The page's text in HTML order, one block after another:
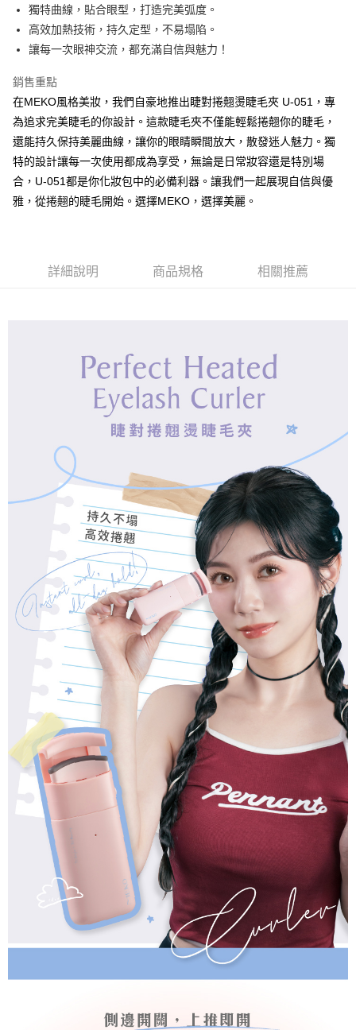
國泰世華商業銀行
兆豐國際商業銀行
臺灣中小企業銀行
台中商業銀行
匯豐（台灣）商業銀行
華泰商業銀行
聯邦商業銀行
遠東國際商業銀行
元大商業銀行
台新國際商業銀行
中國信託商業銀行
台灣樂天信用卡公司
Apple Pay
街口支付
悠遊付
AFTEE先享後付
相關說明
【關於「AFTEE先享後付」】
AFTEE先享後付是「在收到商品之後才付款」的支付方式。 讓您購物簡單
便利好安心！
１．簡單：不需註冊會員、不需綁卡、不需儲值。
２．便利：只要手機號碼，簡訊認證，即可結帳。
結帳頁面，進行簡訊認證並確認金額後，即可完成結帳。
後付繳納相關費用。
※ 交易是否成功請以「AFTEE先享後付 」之結帳頁面顯示為準，若有關於
是否繳費成功／繳費後需取消欲退款等相關疑問，請聯繫「AFTEE先享後付
https://netprotections.freshdesk.com/support/home
１．透過由恩沛科技股份有限公司提供之「AFTEE先享後付」服務完成之交
易，需依本服務之必要範圍內提供個人資料，並將交易相關給付款項請求債
權轉讓予恩沛科技股份有限公司。
２．關於個人資料處理事宜，請瀏覽以下網址：
https://aftee.tw/terms/#terms3
３．未成年的使用者請事先徵得法定代理人或監護人之同意方可使用
「AFTEE先享後付」，若未經同意申辦者引起之損失，本公司不負相關責
４．使用「AFTEE先享後付」時，將依據個別帳號之用戶狀況，依本公司即
時審查核予不同之上限額度；若仍有額度不足之情形，本公司將視審查結果
請求用戶進行身份認證。
５．嚴禁一人註冊多個帳號或使用他人資訊註冊。若發現惡意使用之情形，
恩沛科技股份有限公司將有權停止該用戶之使用額度並採取法律行動。
ATM付款
運送方式
付款後全家取貨
付款後7-11取貨
每筆NT$65，滿NT$499(含以上)免運費
每筆NT$85，滿NT$499(含以上)免運費
每筆NT$120，滿NT$499(含以上)免運費
查看運費
獨特曲線，貼合眼型，打造完美弧度。
高效加熱技術，持久定型，不易塌陷。
讓每一次眼神交流，都充滿自信與魅力！
銷售重點
在MEKO風格美妝，我們自豪地推出睫對捲翹燙睫毛夾 U-051，專
為追求完美睫毛的你設計。這款睫毛夾不僅能輕鬆捲翹你的睫毛，
還能持久保持美麗曲線，讓你的眼睛瞬間放大，散發迷人魅力。獨
特的設計讓每一次使用都成為享受，無論是日常妝容還是特別場
合，U-051都是你化妝包中的必備利器。讓我們一起展現自信與優
雅，從捲翹的睫毛開始。選擇MEKO，選擇美麗。
詳細說明 商品規格 相關推薦